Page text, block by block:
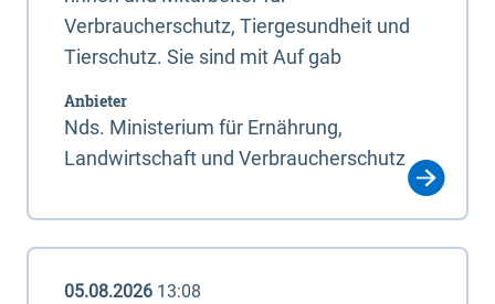
Verbraucherschutz, Tiergesundheit und
Tierschutz. Sie sind mit Auf gab
Anbieter
Nds. Ministerium für Ernährung,
Landwirtschaft und Verbraucherschutz
05.08.2026 13:08